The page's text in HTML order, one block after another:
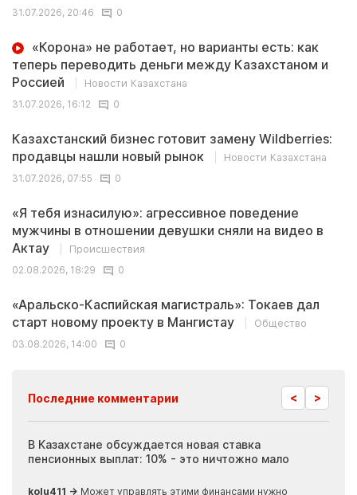
31.07.2026, 20:46
0
«Корона» не работает, но варианты есть: как
теперь переводить деньги между Казахстаном и
Россией
Новости Казахстана
31.07.2026, 16:12
0
Казахстанский бизнес готовит замену Wildberries:
продавцы нашли новый рынок
Новости Казахстана
31.07.2026, 07:55
0
«Я тебя изнасилую»: агрессивное поведение
мужчины в отношении девушки сняли на видео в
Актау
Происшествия
02.08.2026, 18:29
0
«Аральско-Каспийская магистраль»: Токаев дал
старт новому проекту в Мангистау
Общество
03.08.2026, 14:00
0
Последние комментарии < >
В Казахстане обсуждается новая ставка
пенсионных выплат: 10% - это ничтожно мало
kolu411 → Может управлять этими финансами нужно